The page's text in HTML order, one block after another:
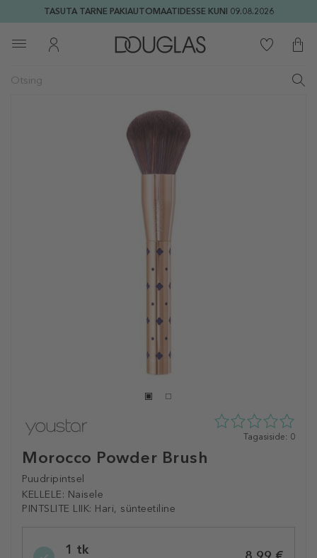
TASUTA TARNE PAKIAUTOMAATIDESSE KUNI 09.08.2026
Morocco Powder Brush
Puudripintsel
KELLELE: Naisele
PINTSLITE LIIK: Hari, sünteetiline
0
Tagasiside: 0
variation1 tk